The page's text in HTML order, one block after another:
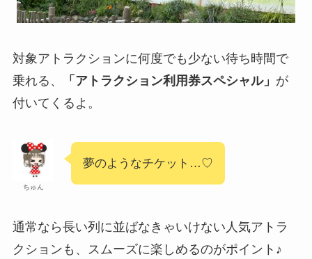
対象アトラクションに何度でも少ない待ち時間で
乗れる、
「アトラクション利用券スペシャル」 が
付いてくるよ。
ちゅん
夢のようなチケット…♡
通常なら長い列に並ばなきゃいけない人気アトラ
クションも、スムーズに楽しめるのがポイント♪